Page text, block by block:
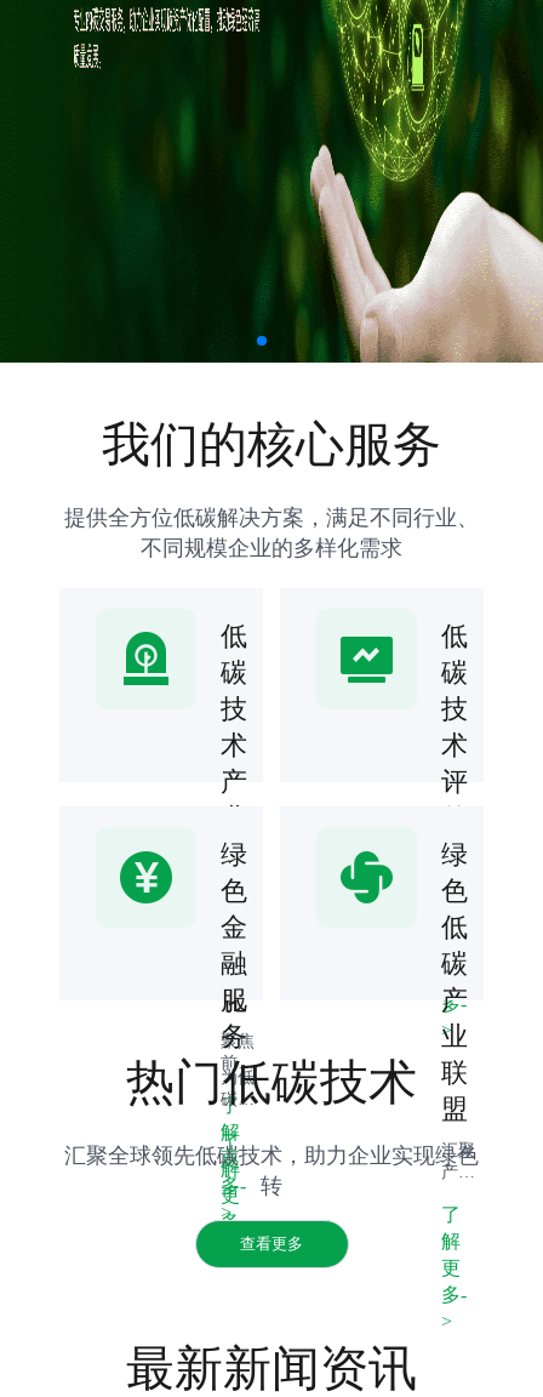
我们的核心服务
提供全方位低碳解决方案，满足不同行业、
不同规模企业的多样化需求
低
碳
技
术
产
研
究
及
孵
化
聚焦
前沿
低碳
技术
研
发，
提供
孵化
支
持，
程。
了
解
更
多-
>
低
碳
技
术
评
专业
评估
团队
提供
低碳
技术
可行
性分
析，
为企
业技
术选
型提
供科
学
据。
了
解
更
多-
>
绿
色
金
融
服
务
为低
碳项
目提
供融
资支
持，
创新
金融
产
可持
续发
展项
了
解
更
多-
绿
色
低
碳
产
业
联
盟
汇聚
产业
下游
资
源，
搭建
合作
平
了
解
更
多-
>
热门低碳技术
汇聚全球领先低碳技术，助力企业实现绿色
转
查看更多
最新新闻资讯